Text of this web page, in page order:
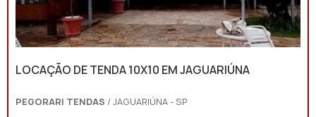
LOCAÇÃO DE TENDA 10X10 EM JAGUARIÚNA
PEGORARI TENDAS / JAGUARIÚNA - SP